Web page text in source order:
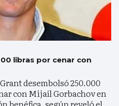
libras por cenar con
desembolsó 250.000
con Mijaíl Gorbachov en